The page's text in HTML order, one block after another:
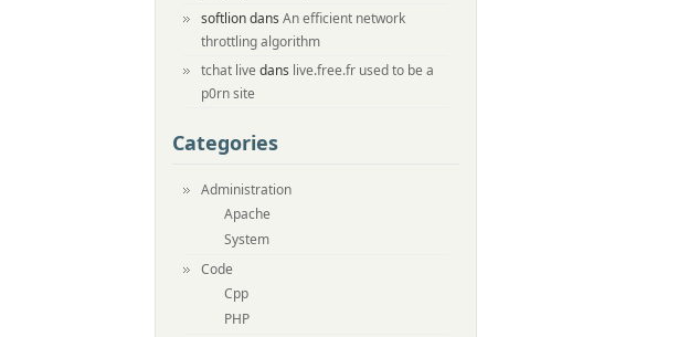
softlion dans An efficient network
throttling algorithm
tchat live dans live.free.fr used to be a
p0rn site
Categories
Administration
Apache
System
Code
Cpp
PHP